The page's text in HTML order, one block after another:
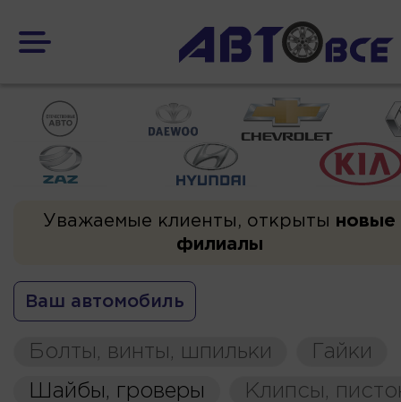
Уважаемые клиенты, открыты новые
филиалы
Ваш автомобиль
Болты, винты, шпильки
Гайки
Шайбы, гроверы
Клипсы,